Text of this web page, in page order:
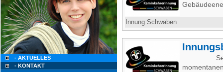
- AKTUELLES
- KONTAKT
Innung Schwaben
Sehr